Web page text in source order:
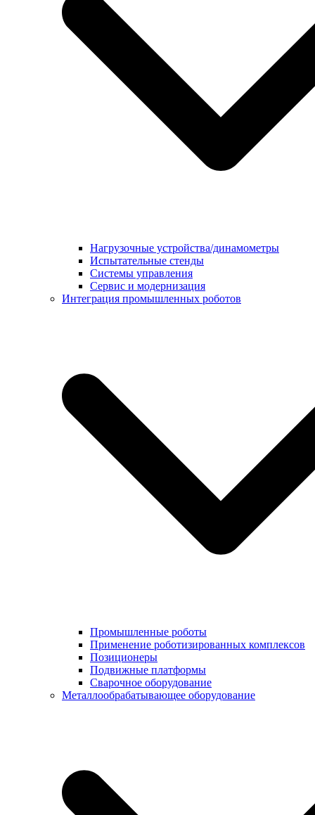
Нагрузочные устройства/динамометры
Испытательные стенды
Системы управления
Сервис и модернизация
Интеграция промышленных роботов
Промышленные роботы
Применение роботизированных комплексов
Позиционеры
Подвижные платформы
Сварочное оборудование
Металлообрабатывающее оборудование